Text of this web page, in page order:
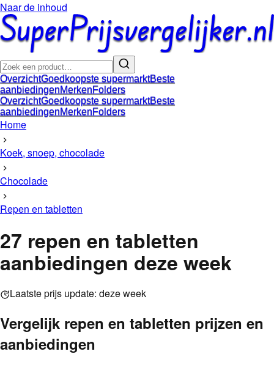
Naar de inhoud
OverzichtGoedkoopste supermarktBeste
aanbiedingenMerkenFolders
OverzichtGoedkoopste supermarktBeste
aanbiedingenMerkenFolders
Home
Koek, snoep, chocolade
Chocolade
Repen en tabletten
27 repen en tabletten
aanbiedingen deze week
Laatste prijs update: deze week
Vergelijk repen en tabletten prijzen en
aanbiedingen